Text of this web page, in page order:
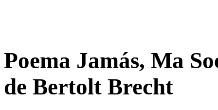
Poema Jamás, Ma
de Bertolt Brecht